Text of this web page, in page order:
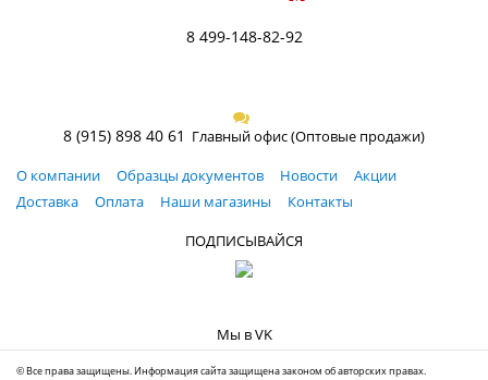
8 499-148-82-92
8 (915) 898 40 61 Главный офис (Оптовые продажи)
О компании
Образцы документов Новости
Акции
Доставка
Оплата Наши магазины
Контакты
ПОДПИСЫВАЙСЯ
Мы в VK
© Все права защищены. Информация сайта защищена законом об авторских правах.